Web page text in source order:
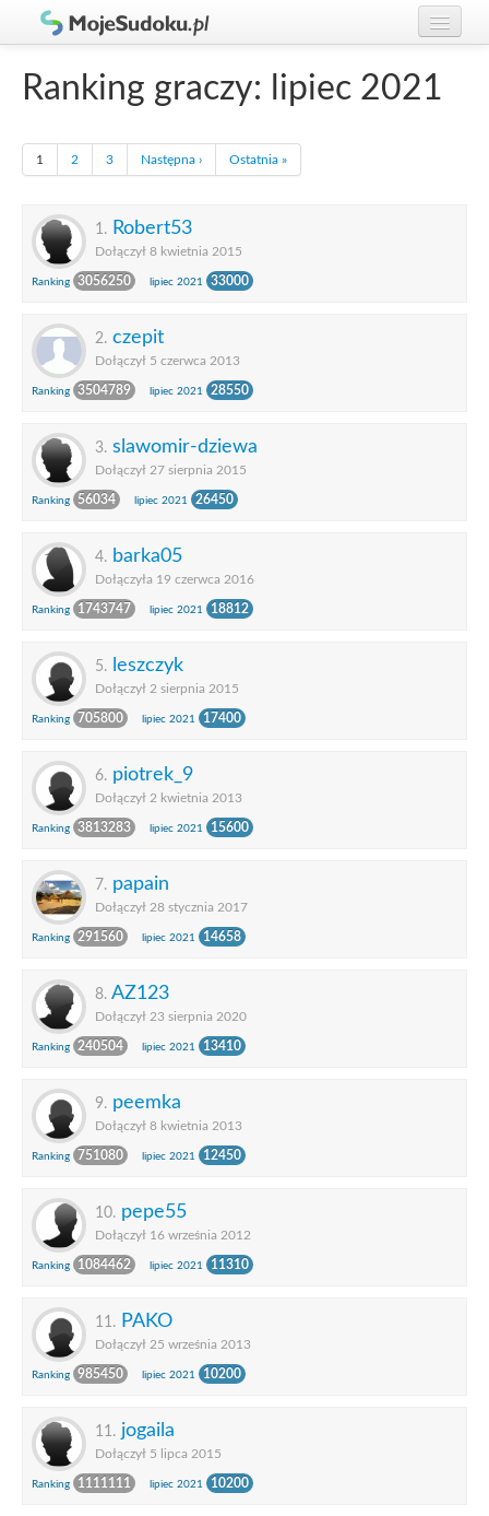
Rankingi
Ranking graczy: lipiec 2021
1 2 3 Następna › Ostatnia »
1. Robert53
Dołączył 8 kwietnia 2015
Ranking 3056250 lipiec 2021 33000
2. czepit
Dołączył 5 czerwca 2013
Ranking 3504789 lipiec 2021 28550
3. slawomir-dziewa
Dołączył 27 sierpnia 2015
Ranking 56034 lipiec 2021 26450
4. barka05
Dołączyła 19 czerwca 2016
Ranking 1743747 lipiec 2021 18812
5. leszczyk
Dołączył 2 sierpnia 2015
Ranking 705800 lipiec 2021 17400
6. piotrek_9
Dołączył 2 kwietnia 2013
Ranking 3813283 lipiec 2021 15600
7. papain
Dołączył 28 stycznia 2017
Ranking 291560 lipiec 2021 14658
8. AZ123
Dołączył 23 sierpnia 2020
Ranking 240504 lipiec 2021 13410
9. peemka
Dołączył 8 kwietnia 2013
Ranking 751080 lipiec 2021 12450
10. pepe55
Dołączył 16 września 2012
Ranking 1084462 lipiec 2021 11310
11. PAKO
Dołączył 25 września 2013
Ranking 985450 lipiec 2021 10200
11. jogaila
Dołączył 5 lipca 2015
Ranking 1111111 lipiec 2021 10200